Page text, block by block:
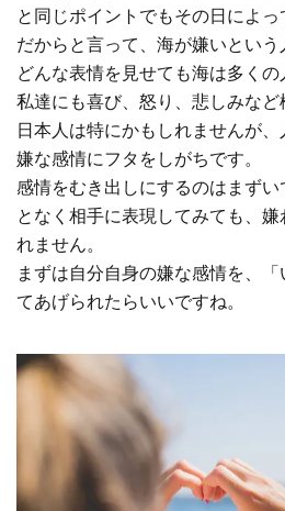
と同じポイントでもその日によっ
だからと言って、海が嫌いという
どんな表情を見せても海は多くの
私達にも喜び、怒り、悲しみなど
日本人は特にかもしれませんが
嫌な感情にフタをしがちです。
感情をむき出しにするのはまず
となく相手に表現してみても、
れません。
まずは自分自身の嫌な感情を、
てあげられたらいいですね。